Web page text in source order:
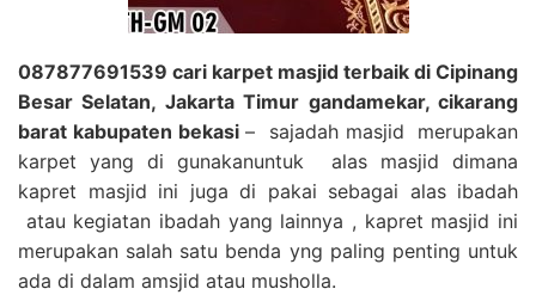
087877691539 cari karpet masjid terbaik di Cipinang
Besar Selatan, Jakarta Timur gandamekar, cikarang
barat kabupaten bekasi– sajadah masjid merupakan
karpet yang di gunakanuntuk alas masjid dimana
kapret masjid ini juga di pakai sebagai alas ibadah
atau kegiatan ibadah yang lainnya , kapret masjid ini
merupakan salah satu benda yng paling penting untuk
ada di dalam amsjid atau musholla.